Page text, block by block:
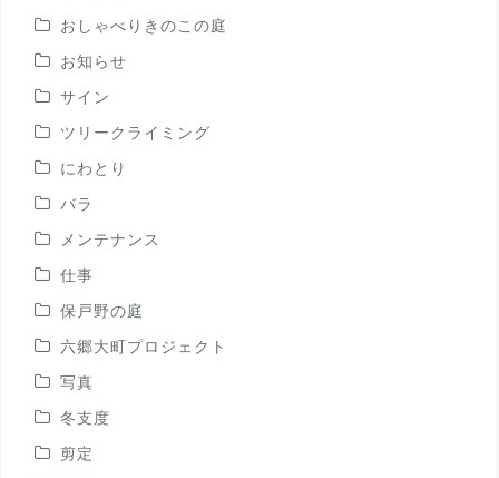
おしゃべりきのこの庭
お知らせ
サイン
ツリークライミング
にわとり
バラ
メンテナンス
仕事
保戸野の庭
六郷大町プロジェクト
写真
冬支度
剪定